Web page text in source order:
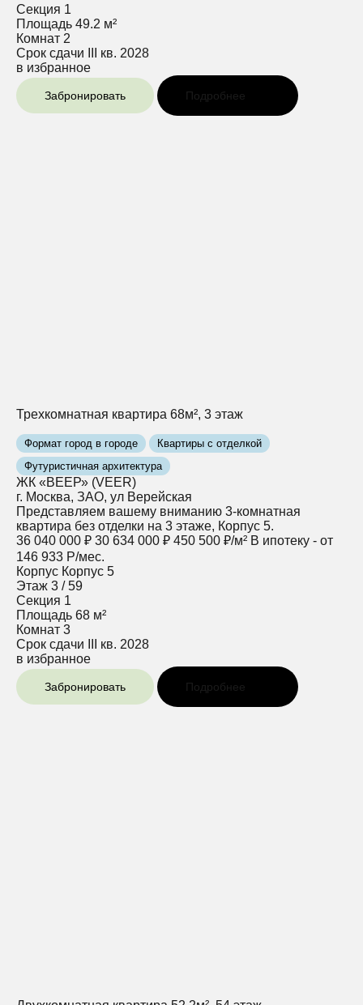
Секция 1
Площадь 49.2 м²
Комнат 2
Срок сдачи
III кв. 2028
в избранное
Забронировать Подробнее
Трехкомнатная квартира 68м², 3 этаж
Формат город в городе
Квартиры с отделкой
Футуристичная архитектура
ЖК «ВЕЕР» (VEER)
г. Москва, ЗАО, ул Верейская
Представляем вашему вниманию 3-комнатная
квартира без отделки на 3 этаже, Корпус 5.
36 040 000 ₽ 30 634 000 ₽ 450 500 ₽/м² В ипотеку - от
146 933 Р/мес.
Корпус Корпус 5
Этаж 3 / 59
Секция 1
Площадь 68 м²
Комнат 3
Срок сдачи
III кв. 2028
в избранное
Забронировать Подробнее